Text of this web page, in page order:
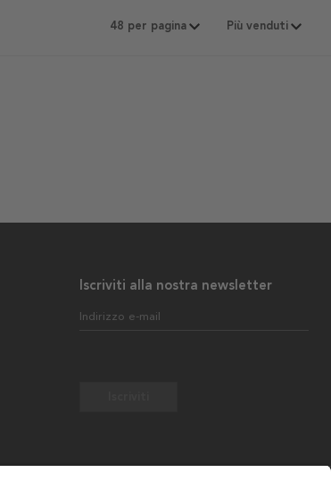
Iscriviti alla nostra newsletter
Indirizzo e-mail